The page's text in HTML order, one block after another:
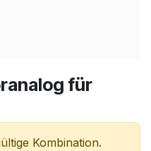
für
Kombination.